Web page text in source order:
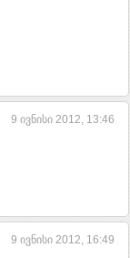
9 ივნისი 2012, 13:46
9 ივნისი 2012, 16:49